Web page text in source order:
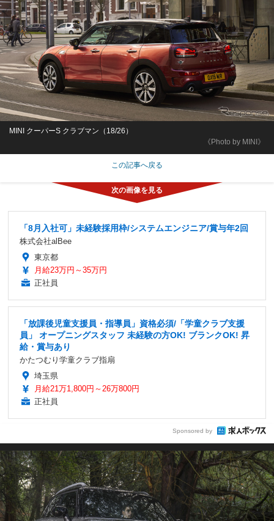
《Photo by MINI》
MINI クーパーS クラブマン（18/26）
この記事へ戻る
「8月入社可」未経験採用枠/システムエンジニア/賞与年2回
株式会社alBee
東京都
月給23万円～35万円
正社員
「放課後児童支援員・指導員」資格必須/「学童クラブ支援
員」 オープニングスタッフ 未経験の方OK! ブランクOK! 昇
給・賞与あり
かたつむり学童クラブ指扇
埼玉県
月給21万1,800円～26万800円
正社員
Sponsored by